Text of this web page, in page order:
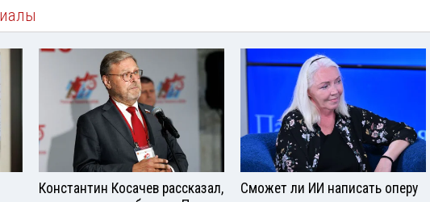
Константин Косачев рассказал,
Сможет ли ИИ написать оперу